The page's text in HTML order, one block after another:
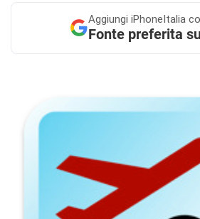
Aggiungi iPhoneItalia
Fonte preferita